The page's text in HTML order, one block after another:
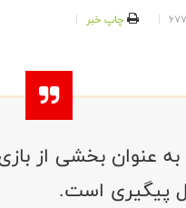
چاپ خبر
پیگیری است.